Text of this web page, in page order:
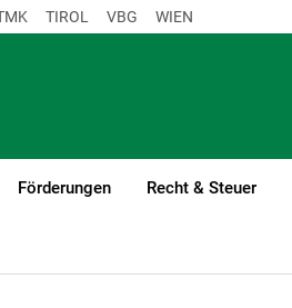
TIROL VBG WIEN
Förderungen Recht & Steuer